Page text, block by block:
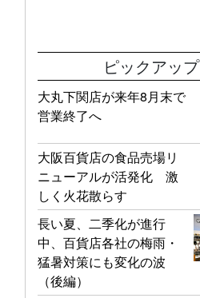
ピックアップ
大丸下関店が来年8月末で
営業終了へ
大阪百貨店の食品売場リ
ニューアルが活発化 激
しく火花散らす
長い夏、二季化が進行
中、百貨店各社の梅雨・
猛暑対策にも変化の波
（後編）